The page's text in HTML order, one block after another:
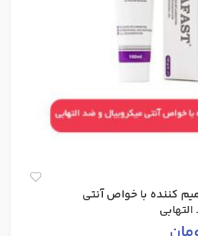
کننده با خواص آنتی